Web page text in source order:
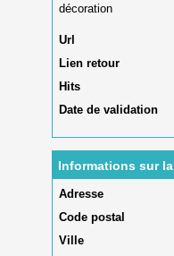
décoration
Url
Lien retour
Hits
Date de validation
Informations sur
Adresse
Code postal
Ville